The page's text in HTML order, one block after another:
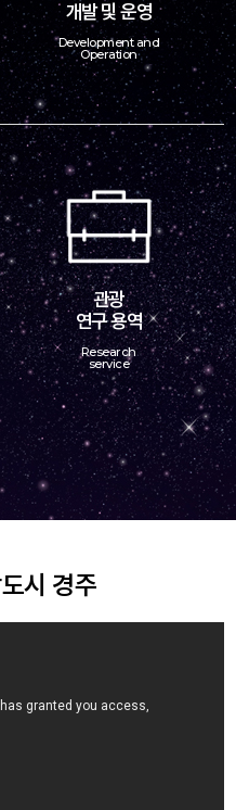
개발 및 운영
Development and
Operation
관광
연구 용역
Research
service
시 경주